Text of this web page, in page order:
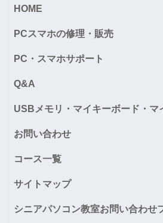
HOME
PCスマホの修理・販売
PC・スマホサポート
Q&A
USBメモリ・マイキーボード・マ
お問い合わせ
コース一覧
サイトマップ
シニアパソコン教室お問い合わせ